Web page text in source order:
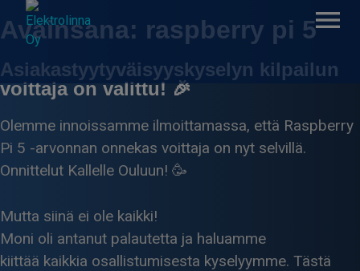
to
content
Elektrolinna Oy
Verkkokauppa
Avainsana: raspberry pi 5
Asiakastyytyväisyyskyselyn kilpailun
voittaja on valittu! 🎉
Olemme innoissamme ilmoittamassa, että Raspberry
Pi 5 -arvonnan onnekas voittaja on nyt selvillä.
Onnittelut Kallelle Ouluun! 🥳
Mutta siinä ei ole kaikki!
Moni oli antanut palautetta ja haluamme
kiittää kaikkia osallistumisesta kyselyymme. Tästä